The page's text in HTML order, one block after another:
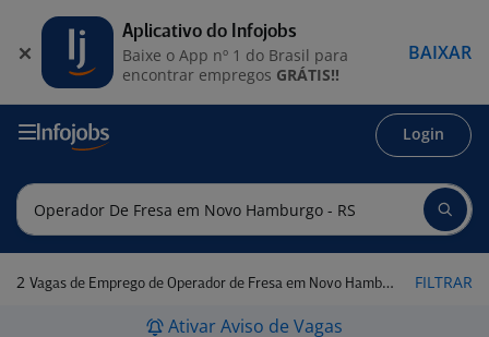
Login
2 Vagas de Emprego de Operador de Fresa em Novo Hamburgo - RS FILTRAR
Ativar Aviso de Vagas
Aplicativo do Infojobs
Baixe o App nº 1 do Brasil para
encontrar empregos GRÁTIS!!
BAIXAR